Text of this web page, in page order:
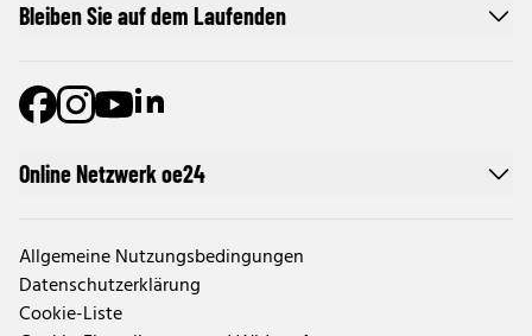
Online Netzwerk oe24
Allgemeine Nutzungsbedingungen
Datenschutzerklärung
Cookie-Liste
Bleiben Sie auf dem Laufenden